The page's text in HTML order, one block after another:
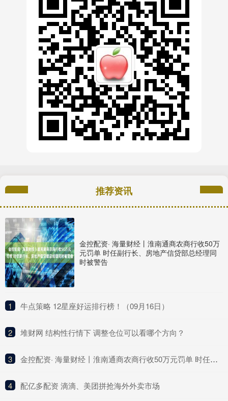
推荐资讯
金控配资· 海量财经丨淮南通商农商行收50万
元罚单 时任副行长、房地产信贷部总经理同
时被警告
1 ​牛点策略 12星座好运排行榜！（09月16日）
2 ​堆财网 结构性行情下 调整仓位可以看哪个方向？
3 ​金控配资· 海量财经丨淮南通商农商行收50万元罚单 时任副行长、房地产信贷部总经理同时被警告
4 ​配亿多配资 滴滴、美团拼抢海外外卖市场